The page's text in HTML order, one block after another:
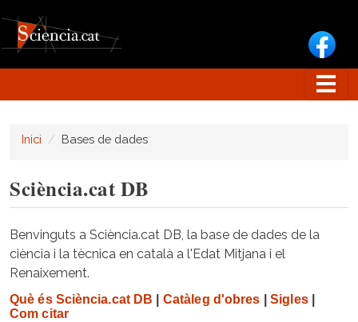
Inici Bases de dades
Sciència.cat DB
Benvinguts a Sciència.cat DB, la base de dades de la
ciència i la tècnica en català a l'Edat Mitjana i el
Renaixement.
Què és Sciència.cat DB Catàleg d'obres Sigles|
Com citar